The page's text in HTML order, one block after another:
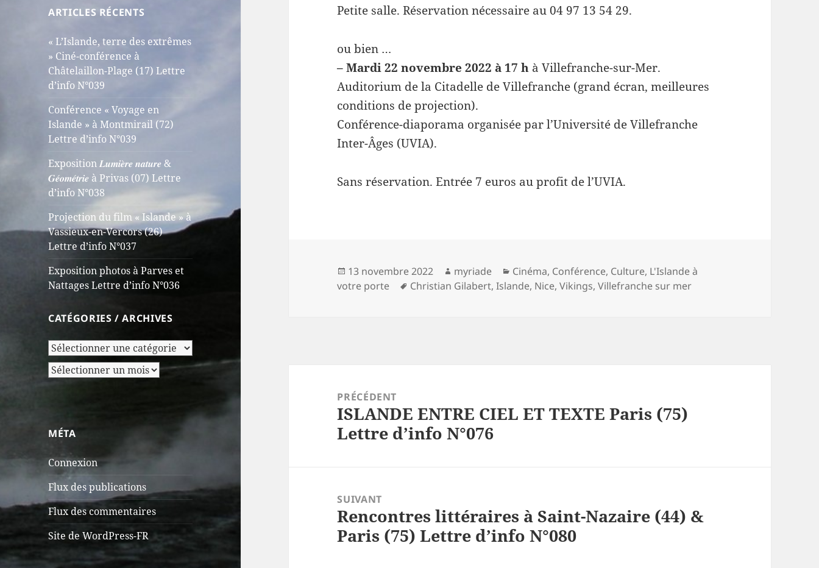
ARTICLES RÉCENTS
« L’Islande, terre des extrêmes
» Ciné-conférence à
Châtelaillon-Plage (17) Lettre
d’info N°039
Conférence « Voyage en
Islande » à Montmirail (72)
Lettre d’info N°039
Exposition 𝑳𝒖𝒎𝒊𝒆̀𝒓𝒆 𝒏𝒂𝒕𝒖𝒓𝒆 &
𝑮𝒆́𝒐𝒎𝒆́𝒕𝒓𝒊𝒆 à Privas (07) Lettre
d’info N°038
Projection du film « Islande » à
Vassieux-en-Vercors (26)
Lettre d’info N°037
Exposition photos à Parves et
Nattages Lettre d’info N°036
CATÉGORIES / ARCHIVES
Catégories
/
Archives
Archives
MÉTA
Connexion
Flux des publications
Flux des commentaires
Site de WordPress-FR
Petite salle. Réservation nécessaire au 04 97 13 54 29.
ou bien …
– Mardi 22 novembre 2022 à 17 h à Villefranche-sur-Mer.
Auditorium de la Citadelle de Villefranche (grand écran, meilleures
conditions de projection).
Conférence-diaporama organisée par l’Université de Villefranche
Inter-Âges (UVIA).
Sans réservation. Entrée 7 euros au profit de l’UVIA.
Publié
le
13 novembre 2022 Auteur
myriade Catégories
Cinéma, Conférence, Culture, L'Islande à
votre porte
Mots-
Christian Gilabert,Islande, Nice,Vikings,Villefranche sur mer
PRÉCÉDENT
Article
précédent :
ISLANDE ENTRE CIEL ET TEXTE Paris (75)
Lettre d’info N°076
SUIVANT
Article
suivant :
Rencontres littéraires à Saint-Nazaire (44) &
Paris (75) Lettre d’info N°080